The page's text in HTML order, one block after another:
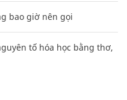
bao giờ nên gọi
tố hóa học bằng thơ,